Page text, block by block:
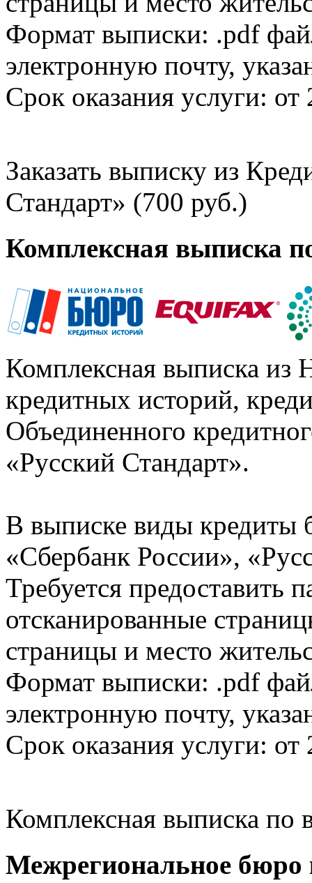
Формат выписки: .pdf
электронную почту,
Срок оказания услуги: от
Заказать выписку из
Стандарт» (700 руб.)
Комплексная выписка
Комплексная выписка из
кредитных историй,
Объединенного
«Русский Стандарт».
В выписке виды кредиты
«Сбербанк России»,
Требуется предоставить
отсканированные
страницы и место
Формат выписки: .pdf
электронную почту,
Срок оказания услуги: от
Комплексная выписка
Межрегиональное бюро